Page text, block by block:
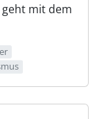
mit dem